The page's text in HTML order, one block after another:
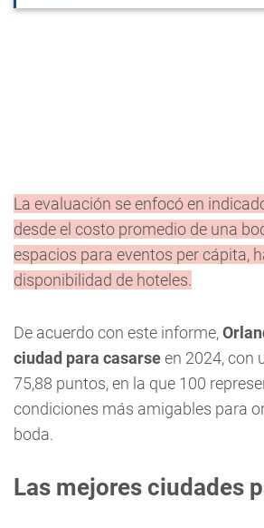
La evaluación se enfocó en
desde el costo promedio de una
espacios para eventos per cápita,
disponibilidad de hoteles.
De acuerdo con este informe,
ciudad para casarseen 2024, con
75,88 puntos, en la que 100
condiciones más amigables para
boda.
Las mejores ciudades